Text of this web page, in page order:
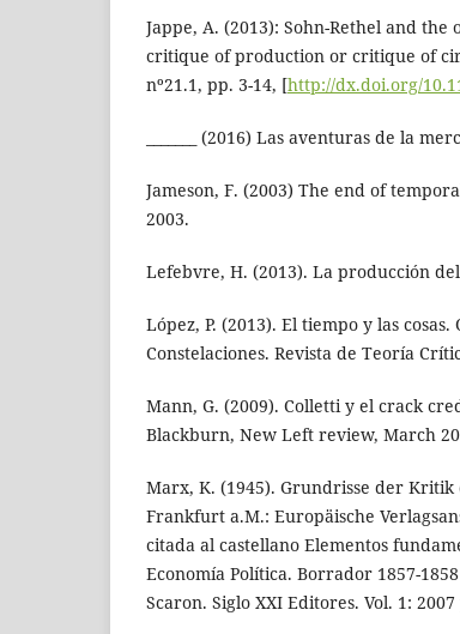
Jappe, A. (2013): Sohn-Rethel and the
critique of production or critique of
nº21.1, pp. 3-14, [http://dx.doi.org/
_______ (2016) Las aventuras de la
Jameson, F. (2003) The end of
2003.
Lefebvre, H. (2013). La producción
López, P. (2013). El tiempo y las
Constelaciones. Revista de Teoría
Mann, G. (2009). Colletti y el crack
Blackburn, New Left review, March
Marx, K. (1945). Grundrisse der
Frankfurt a.M.: Europäische
citada al castellano Elementos
Economía Política. Borrador 1857-
Scaron. Siglo XXI Editores. Vol. 1: 2007